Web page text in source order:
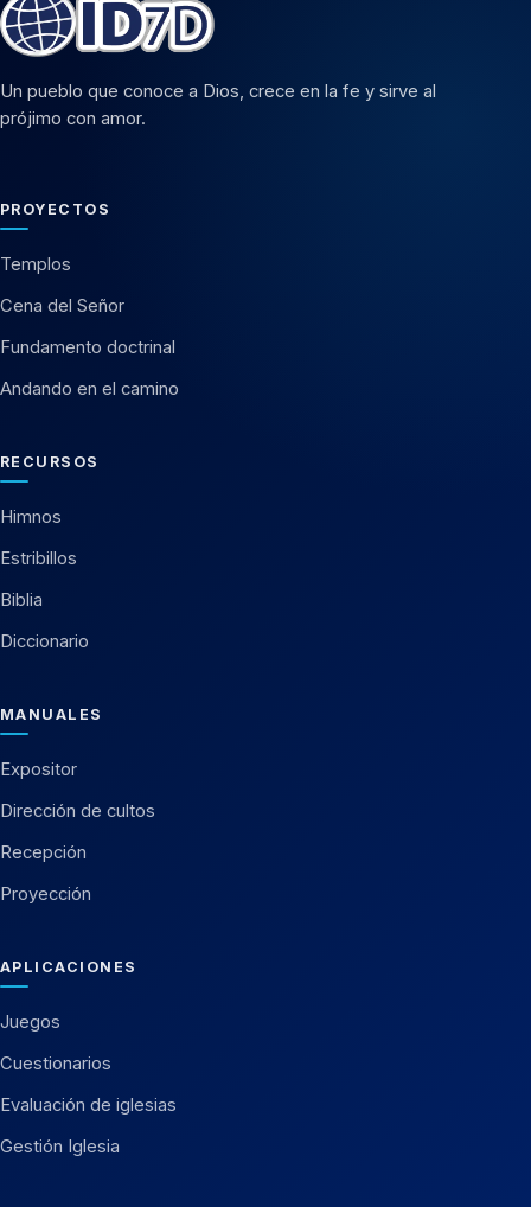
Un pueblo que conoce a Dios, crece en la fe y sirve al
prójimo con amor.
PROYECTOS
Templos
Cena del Señor
Fundamento doctrinal
Andando en el camino
RECURSOS
Himnos
Estribillos
Biblia
Diccionario
MANUALES
Expositor
Dirección de cultos
Recepción
Proyección
APLICACIONES
Juegos
Cuestionarios
Evaluación de iglesias
Gestión Iglesia